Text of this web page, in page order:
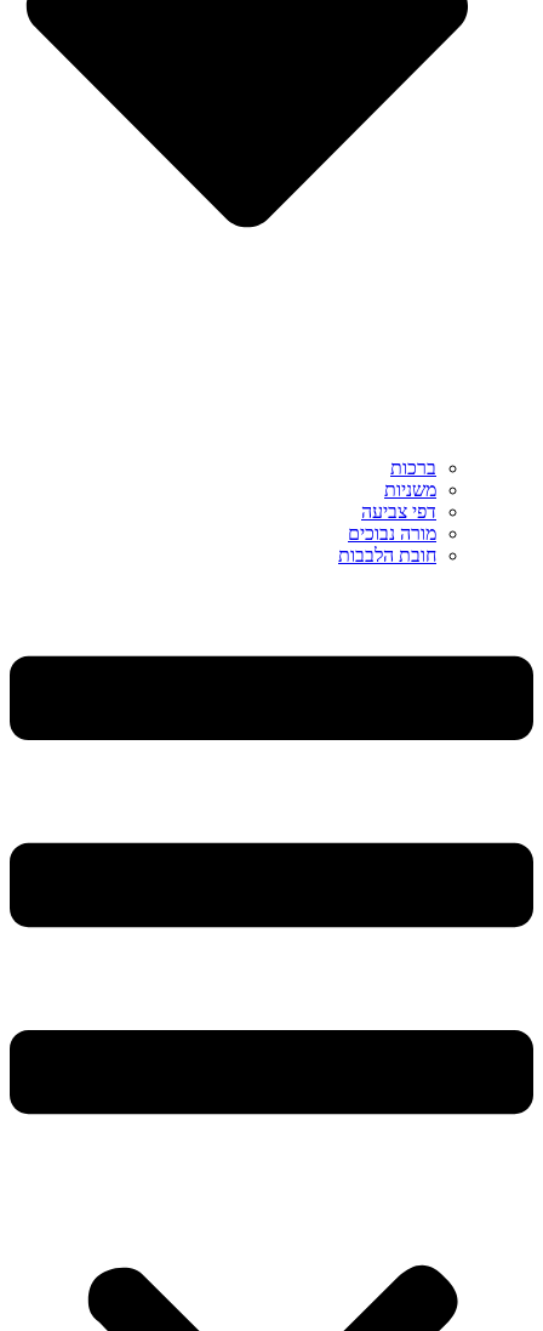
ברכות
משניות
דפי צביעה
מורה נבוכים
חובת הלבבות